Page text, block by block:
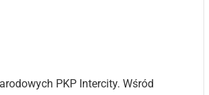
PKP Intercity. Wśród